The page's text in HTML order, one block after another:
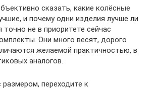
сказать, какие колёсные
и почему одни изделия лучше ли
точно не в приоритете сейчас
Они много весят, дорого
желаемой практичностью, в
аналогов.
переходите к